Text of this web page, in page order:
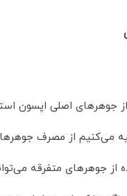
جوهرهای اصلی اپسون
می‌کنیم از مصرف
از جوهرهای متفرقه